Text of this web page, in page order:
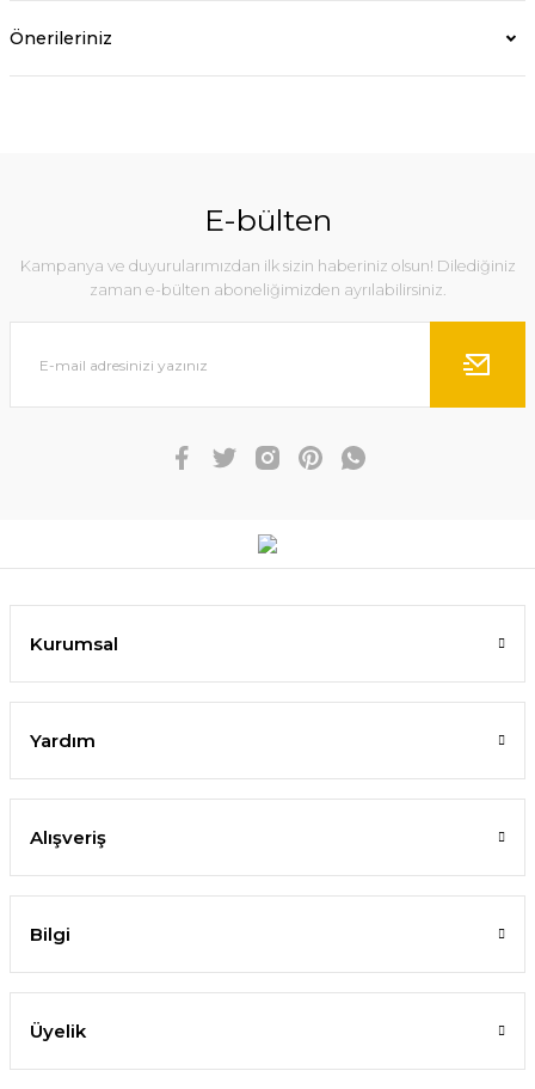
Önerileriniz
E-bülten
Kampanya ve duyurularımızdan ilk sizin haberiniz olsun! Dilediğiniz
zaman e-bülten aboneliğimizden ayrılabilirsiniz.
Kurumsal
Yardım
Alışveriş
Bilgi
Üyelik